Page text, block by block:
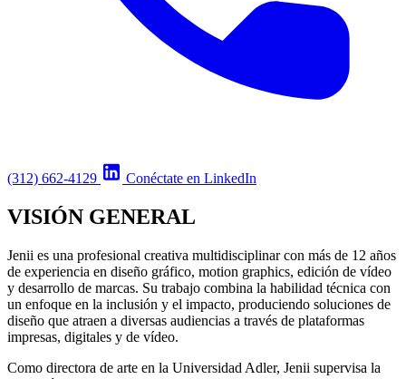
(312) 662-4129 Conéctate en LinkedIn
VISIÓN GENERAL
Jenii es una profesional creativa multidisciplinar con más de 12 años
de experiencia en diseño gráfico, motion graphics, edición de vídeo
y desarrollo de marcas. Su trabajo combina la habilidad técnica con
un enfoque en la inclusión y el impacto, produciendo soluciones de
diseño que atraen a diversas audiencias a través de plataformas
impresas, digitales y de vídeo.
Como directora de arte en la Universidad Adler, Jenii supervisa la